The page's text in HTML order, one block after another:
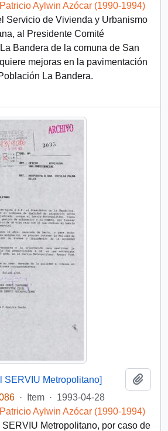
Aylwin Azócar (1990-1994)
Servicio de Vivienda y Urbanismo
al Presidente Comité
Bandera de la comuna de San
mejoras en la pavimentación
La Bandera.
SERVIU Metropolitano]
· Item · 1993-04-28
Aylwin Azócar (1990-1994)
SERVIU Metropolitano, por caso de